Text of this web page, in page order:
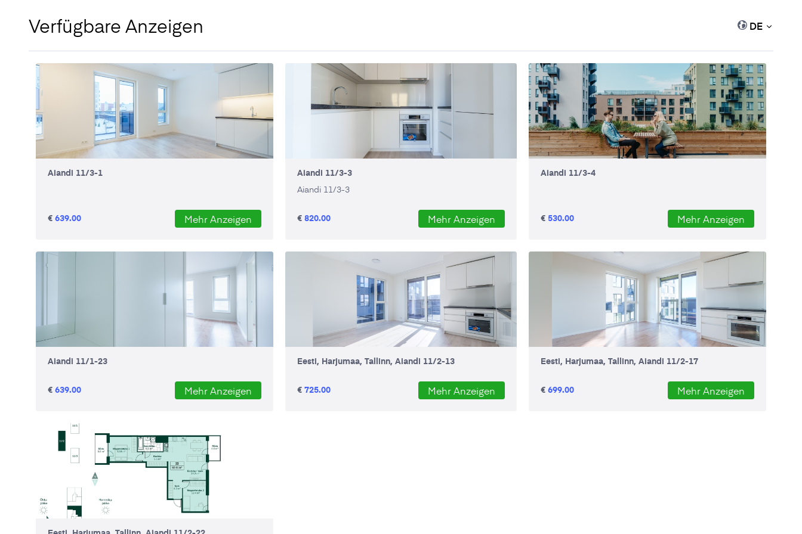
Verfügbare Anzeigen DE
Aiandi 11/3-1
€ 639.00 Mehr Anzeigen
Aiandi 11/3-3
Aiandi 11/3-3
€ 820.00 Mehr Anzeigen
Aiandi 11/3-4
€ 530.00 Mehr Anzeigen
Aiandi 11/1-23
€ 639.00 Mehr Anzeigen
Eesti, Harjumaa, Tallinn, Aiandi 11/2-13
€ 725.00 Mehr Anzeigen
Eesti, Harjumaa, Tallinn, Aiandi 11/2-17
€ 699.00 Mehr Anzeigen